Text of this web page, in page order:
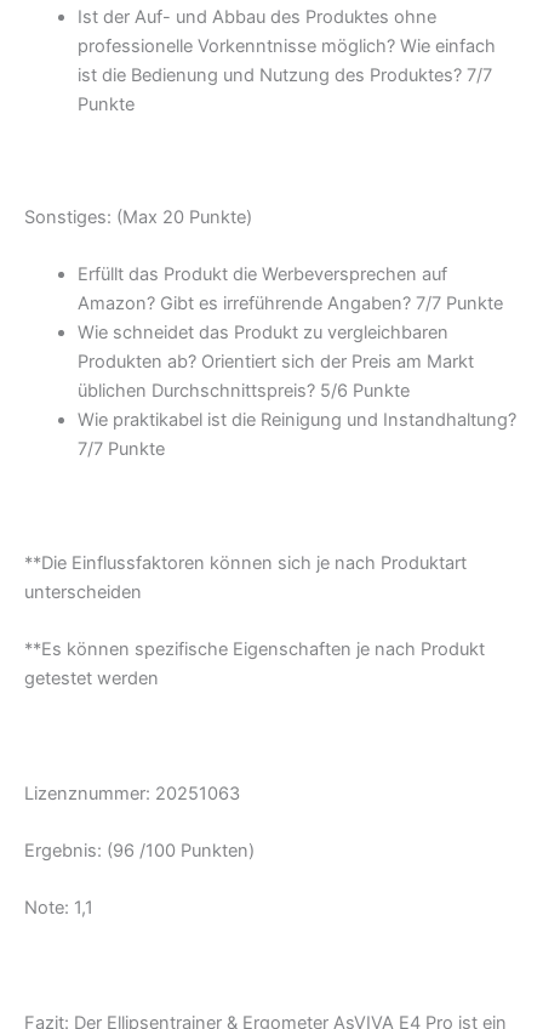
Ist der Auf- und Abbau des Produktes ohne
professionelle Vorkenntnisse möglich? Wie einfach
ist die Bedienung und Nutzung des Produktes? 7/7
Punkte
Sonstiges: (Max 20 Punkte)
Erfüllt das Produkt die Werbeversprechen auf
Amazon? Gibt es irreführende Angaben? 7/7 Punkte
Wie schneidet das Produkt zu vergleichbaren
Produkten ab? Orientiert sich der Preis am Markt
üblichen Durchschnittspreis? 5/6 Punkte
Wie praktikabel ist die Reinigung und Instandhaltung?
7/7 Punkte
**Die Einflussfaktoren können sich je nach Produktart
unterscheiden
**Es können spezifische Eigenschaften je nach Produkt
getestet werden
Lizenznummer: 20251063
Ergebnis: (96 /100 Punkten)
Note: 1,1
Fazit: Der Ellipsentrainer & Ergometer AsVIVA E4 Pro ist ein